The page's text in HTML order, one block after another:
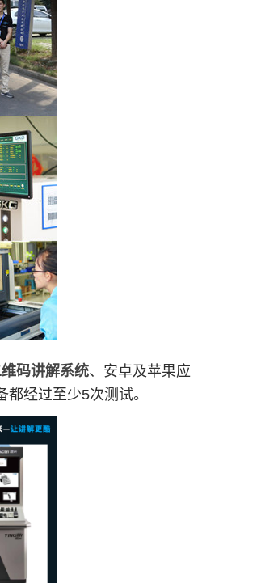
码讲解系统、安卓及苹果应
经过至少5次测试。